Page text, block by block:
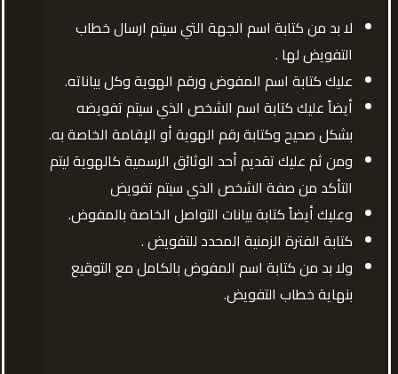
لا بد من كتابة اسم الجهة التي سيتم ارسال خطاب
التفويض لها .
عليك كتابة اسم المفوض ورقم الهوية وكل بياناته.
أيضاً عليك كتابة اسم الشخص الذي سيتم تفويضه
بشكل صحيح وكتابة رقم الهوية أو الإقامة الخاصة به.
ومن ثم عليك تقديم أحد الوثائق الرسمية كالهوية ليتم
التأكد من صفة الشخص الذي سيتم تفويض
وعليك أيضاً كتابة بيانات التواصل الخاصة بالمفوض.
كتابة الفترة الزمنية المحدد للتفويض .
ولا بد من كتابة اسم المفوض بالكامل مع التوقيع
بنهاية خطاب التفويض.